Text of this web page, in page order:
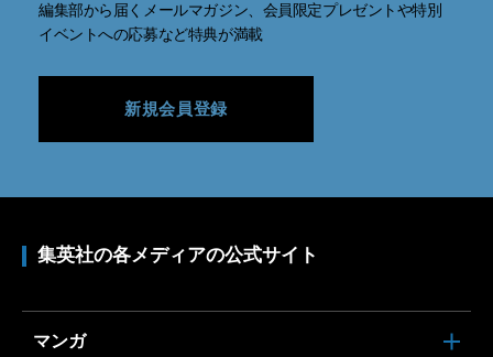
編集部から届くメールマガジン、会員限定プレゼントや特別
イベントへの応募など特典が満載
新規会員登録
集英社の各メディアの公式サイト
マンガ